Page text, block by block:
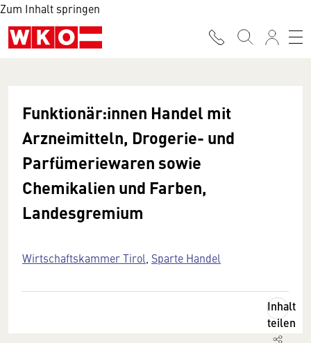
Zum Inhalt springen
Funktionär:innen Handel mit
Arzneimitteln, Drogerie- und
Parfümeriewaren sowie
Chemikalien und Farben,
Landesgremium
Wirtschaftskammer Tirol Sparte Handel
Inhalt
teilen